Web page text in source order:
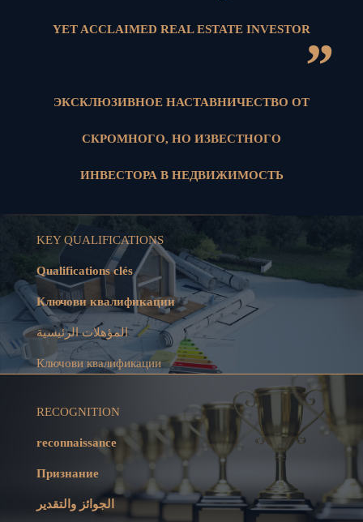
YET ACCLAIMED REAL ESTATE INVESTOR
”
ЭКСКЛЮЗИВНОЕ НАСТАВНИЧЕСТВО ОТ
СКРОМНОГО, НО ИЗВЕСТНОГО
ИНВЕСТОРА В НЕДВИЖИМОСТЬ
KEY QUALIFICATIONS
Qualifications clés
Ключови квалификации
المؤهلات الرئيسية
Ключови квалификации
RECOGNITION
reconnaissance
Признание
الجوائز والتقدير